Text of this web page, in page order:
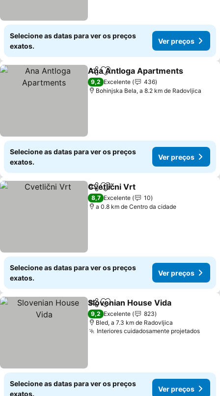
Selecione as datas para ver os preços
exatos.
Ver preços
PartilharAdicionar aos favoritos
Ana Antloga Apartments
9,2 Excelente
436
Bohinjska Bela, a 8.2 km de Radovljica
Selecione as datas para ver os preços
exatos.
Ver preços
PartilharAdicionar aos favoritos
Cvetlični Vrt
8,7 Excelente
10
a 0.8 km de Centro da cidade
Selecione as datas para ver os preços
exatos.
Ver preços
PartilharAdicionar aos favoritos
Slovenian House Vida
9,2 Excelente
823
Bled, a 7.3 km de Radovljica
Interiores cuidadosamente projetados
Selecione as datas para ver os preços
exatos.
Ver preços